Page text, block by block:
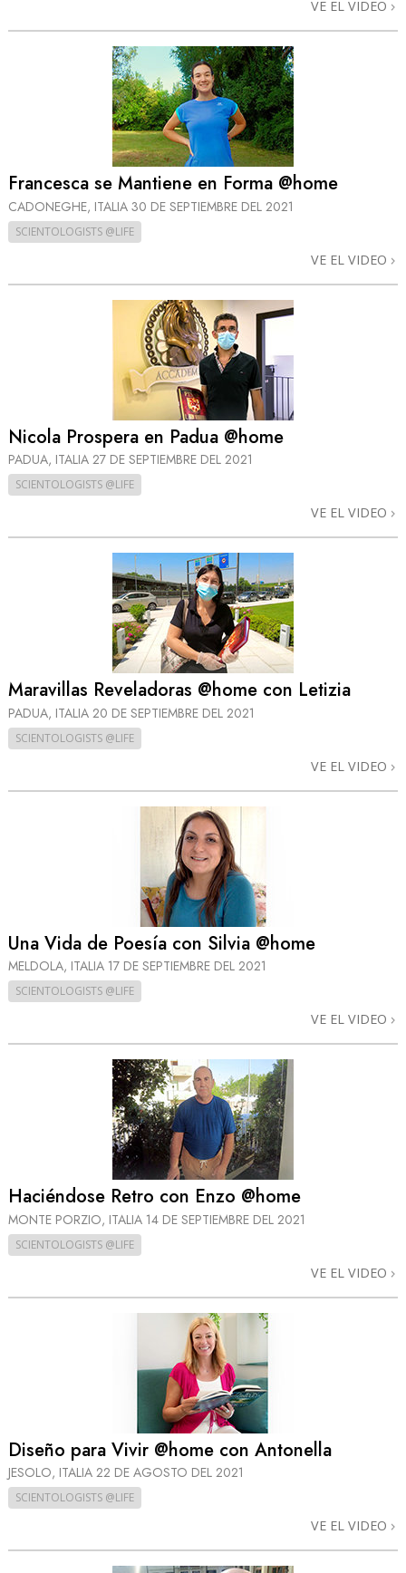
VE EL VIDEO
Francesca se Mantiene en Forma @home
CADONEGHE, ITALIA 30 DE SEPTIEMBRE DEL 2021
SCIENTOLOGISTS @LIFE
VE EL VIDEO
Nicola Prospera en Padua @home
PADUA, ITALIA 27 DE SEPTIEMBRE DEL 2021
SCIENTOLOGISTS @LIFE
VE EL VIDEO
Maravillas Reveladoras @home con Letizia
PADUA, ITALIA 20 DE SEPTIEMBRE DEL 2021
SCIENTOLOGISTS @LIFE
VE EL VIDEO
Una Vida de Poesía con Silvia @home
MELDOLA, ITALIA 17 DE SEPTIEMBRE DEL 2021
SCIENTOLOGISTS @LIFE
VE EL VIDEO
Haciéndose Retro con Enzo @home
MONTE PORZIO, ITALIA 14 DE SEPTIEMBRE DEL 2021
SCIENTOLOGISTS @LIFE
VE EL VIDEO
Diseño para Vivir @home con Antonella
JESOLO, ITALIA 22 DE AGOSTO DEL 2021
SCIENTOLOGISTS @LIFE
VE EL VIDEO